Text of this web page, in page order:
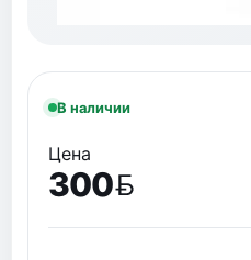
В наличии
Цена
300
BYN